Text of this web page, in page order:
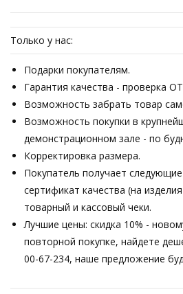
Только у нас:
Подарки покупателям.
Гарантия качества - проверка
Возможность забрать товар
Возможность покупки в
демонстрационном зале - по
Корректировка размера.
Покупатель получает
сертификат качества (на
товарный и кассовый чеки.
Лучшие цены: скидка 10% -
повторной покупке, найдете
00-67-234, наше предложение